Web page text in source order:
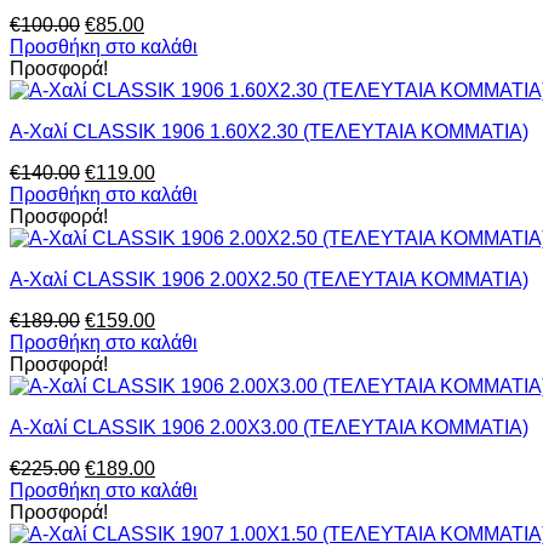
€100.00 Original
price
was:
€100.00.
€85.00Η
τρέχουσα
είναι:
Προσθήκη στο καλάθι
Προσφορά!
Α-Χαλί CLASSIK 1906 1.60Χ2.30 (ΤΕΛΕΥΤΑΙΑ ΚΟΜΜΑΤΙΑ)
€140.00 Original
price
was:
€140.00.
€119.00Η
τρέχουσα
είναι:
Προσθήκη στο καλάθι
Προσφορά!
Α-Χαλί CLASSIK 1906 2.00Χ2.50 (ΤΕΛΕΥΤΑΙΑ ΚΟΜΜΑΤΙΑ)
€189.00 Original
price
was:
€189.00.
€159.00Η
τρέχουσα
είναι:
Προσθήκη στο καλάθι
Προσφορά!
Α-Χαλί CLASSIK 1906 2.00Χ3.00 (ΤΕΛΕΥΤΑΙΑ ΚΟΜΜΑΤΙΑ)
€225.00 Original
price
was:
€225.00.
€189.00Η
τρέχουσα
είναι:
Προσθήκη στο καλάθι
Προσφορά!